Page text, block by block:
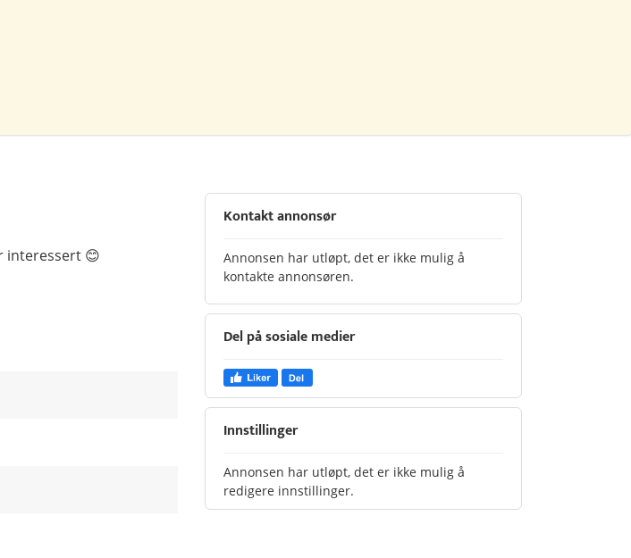
interessert 😊
Kontakt annonsør
Annonsen har utløpt, det er ikke mulig å
kontakte annonsøren.
Del på sosiale medier
Innstillinger
Annonsen har utløpt, det er ikke mulig å
redigere innstillinger.